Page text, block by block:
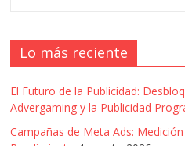
Lo más reciente
El Futuro de la Publicidad:
Advergaming y la Publicidad
Campañas de Meta Ads: